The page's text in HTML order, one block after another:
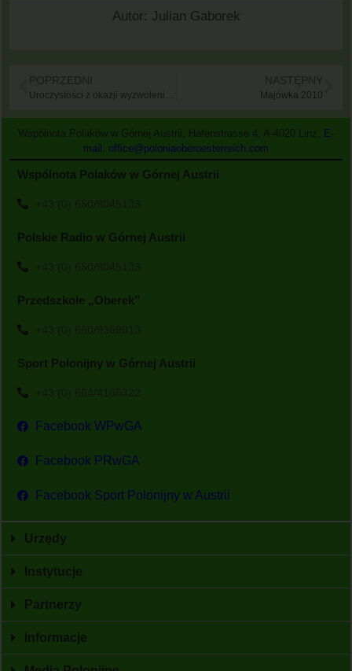
Autor: Julian Gaborek
POPRZEDNI NASTĘPNY
Majówka 2010
Wspólnota Polaków w Górnej Austrii, Hafenstrasse 4, A-4020 Linz, E-
mail: office@poloniaoberoesterreich.com
Wspólnota Polaków w Górnej Austrii
+43 (0) 650/9045133
Polskie Radio w Górnej Austrii
+43 (0) 650/9045133
Przedszkole „Oberek”
+43 (0) 660/9369913
Sport Polonijny w Górnej Austrii
+43 (0) 664/4105322
Facebook WPwGA
Facebook PRwGA
Facebook Sport Polonijny w Austrii
Urzędy
Instytucje
Partnerzy
Informacje